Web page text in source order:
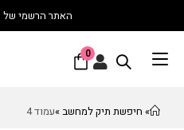
האתר הרשמי של Kipling ישראל
0
» חיפשת תיק למחשב »עמוד 4